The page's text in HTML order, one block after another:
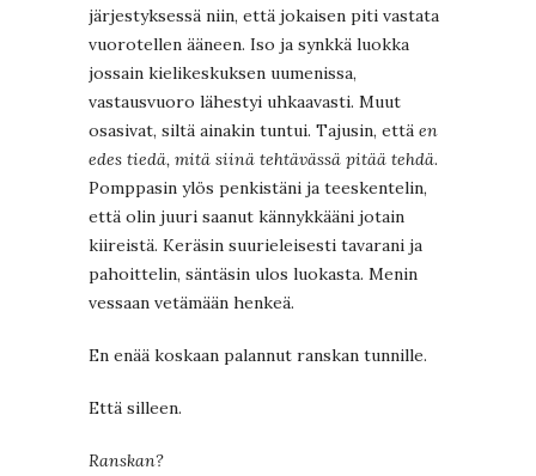
järjestyksessä niin, että jokaisen piti vastata
vuorotellen ääneen. Iso ja synkkä luokka
jossain kielikeskuksen uumenissa,
vastausvuoro lähestyi uhkaavasti. Muut
osasivat, siltä ainakin tuntui. Tajusin, että en
edes tiedä, mitä siinä tehtävässä pitää tehdä.
Pomppasin ylös penkistäni ja teeskentelin,
että olin juuri saanut kännykkääni jotain
kiireistä. Keräsin suurieleisesti tavarani ja
pahoittelin, säntäsin ulos luokasta. Menin
vessaan vetämään henkeä.
En enää koskaan palannut ranskan tunnille.
Että silleen.
Ranskan?